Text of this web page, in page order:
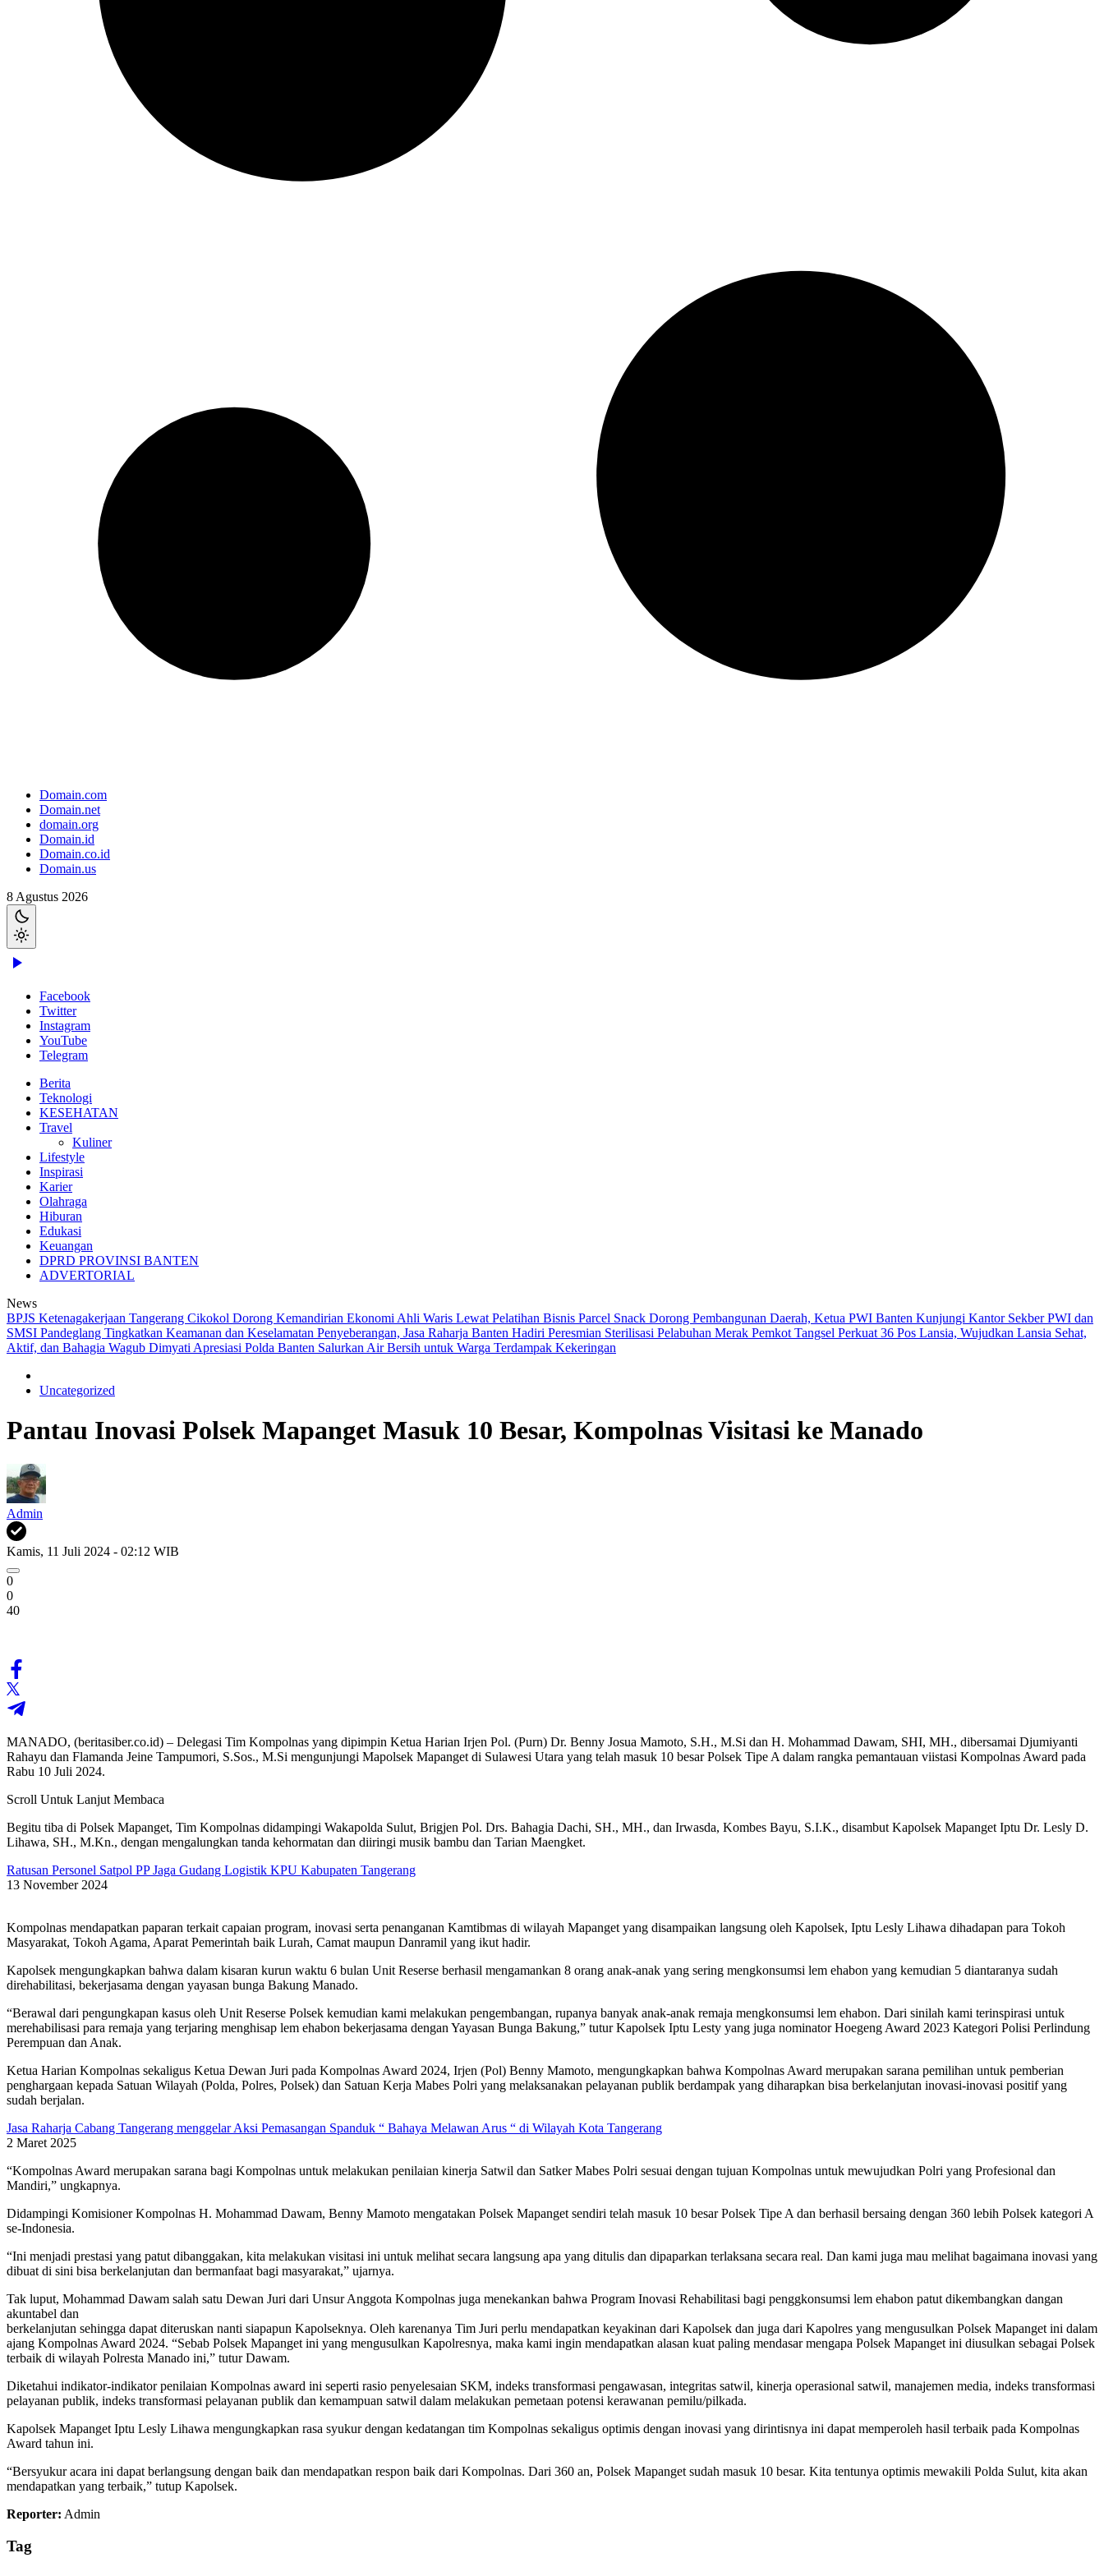
Domain.com
Domain.net
domain.org
Domain.id
Domain.co.id
Domain.us
8 Agustus 2026
Facebook
Twitter
Instagram
YouTube
Telegram
Berita
Teknologi
KESEHATAN
Travel
Kuliner
Lifestyle
Inspirasi
Karier
Olahraga
Hiburan
Edukasi
Keuangan
DPRD PROVINSI BANTEN
ADVERTORIAL
News
BPJS Ketenagakerjaan Tangerang Cikokol Dorong Kemandirian Ekonomi Ahli Waris Lewat Pelatihan Bisnis Parcel Snack Dorong Pembangunan Daerah, Ketua PWI Banten Kunjungi Kantor Sekber PWI dan
SMSI Pandeglang Tingkatkan Keamanan dan Keselamatan Penyeberangan, Jasa Raharja Banten Hadiri Peresmian Sterilisasi Pelabuhan Merak Pemkot Tangsel Perkuat 36 Pos Lansia, Wujudkan Lansia Sehat,
Aktif, dan Bahagia Wagub Dimyati Apresiasi Polda Banten Salurkan Air Bersih untuk Warga Terdampak Kekeringan
Uncategorized
Pantau Inovasi Polsek Mapanget Masuk 10 Besar, Kompolnas Visitasi ke Manado
Admin
Kamis, 11 Juli 2024 - 02:12 WIB
0
0
40
MANADO, (beritasiber.co.id) – Delegasi Tim Kompolnas yang dipimpin Ketua Harian Irjen Pol. (Purn) Dr. Benny Josua Mamoto, S.H., M.Si dan H. Mohammad Dawam, SHI, MH., dibersamai Djumiyanti
Rahayu dan Flamanda Jeine Tampumori, S.Sos., M.Si mengunjungi Mapolsek Mapanget di Sulawesi Utara yang telah masuk 10 besar Polsek Tipe A dalam rangka pemantauan viistasi Kompolnas Award pada
Rabu 10 Juli 2024.
Scroll Untuk Lanjut Membaca
Begitu tiba di Polsek Mapanget, Tim Kompolnas didampingi Wakapolda Sulut, Brigjen Pol. Drs. Bahagia Dachi, SH., MH., dan Irwasda, Kombes Bayu, S.I.K., disambut Kapolsek Mapanget Iptu Dr. Lesly D.
Lihawa, SH., M.Kn., dengan mengalungkan tanda kehormatan dan diiringi musik bambu dan Tarian Maengket.
Ratusan Personel Satpol PP Jaga Gudang Logistik KPU Kabupaten Tangerang
13 November 2024
Kompolnas mendapatkan paparan terkait capaian program, inovasi serta penanganan Kamtibmas di wilayah Mapanget yang disampaikan langsung oleh Kapolsek, Iptu Lesly Lihawa dihadapan para Tokoh
Masyarakat, Tokoh Agama, Aparat Pemerintah baik Lurah, Camat maupun Danramil yang ikut hadir.
Kapolsek mengungkapkan bahwa dalam kisaran kurun waktu 6 bulan Unit Reserse berhasil mengamankan 8 orang anak-anak yang sering mengkonsumsi lem ehabon yang kemudian 5 diantaranya sudah
direhabilitasi, bekerjasama dengan yayasan bunga Bakung Manado.
“Berawal dari pengungkapan kasus oleh Unit Reserse Polsek kemudian kami melakukan pengembangan, rupanya banyak anak-anak remaja mengkonsumsi lem ehabon. Dari sinilah kami terinspirasi untuk
merehabilisasi para remaja yang terjaring menghisap lem ehabon bekerjasama dengan Yayasan Bunga Bakung,” tutur Kapolsek Iptu Lesty yang juga nominator Hoegeng Award 2023 Kategori Polisi Perlindung
Perempuan dan Anak.
Ketua Harian Kompolnas sekaligus Ketua Dewan Juri pada Kompolnas Award 2024, Irjen (Pol) Benny Mamoto, mengungkapkan bahwa Kompolnas Award merupakan sarana pemilihan untuk pemberian
penghargaan kepada Satuan Wilayah (Polda, Polres, Polsek) dan Satuan Kerja Mabes Polri yang melaksanakan pelayanan publik berdampak yang diharapkan bisa berkelanjutan inovasi-inovasi positif yang
sudah berjalan.
Jasa Raharja Cabang Tangerang menggelar Aksi Pemasangan Spanduk “ Bahaya Melawan Arus “ di Wilayah Kota Tangerang
2 Maret 2025
“Kompolnas Award merupakan sarana bagi Kompolnas untuk melakukan penilaian kinerja Satwil dan Satker Mabes Polri sesuai dengan tujuan Kompolnas untuk mewujudkan Polri yang Profesional dan
Mandiri,” ungkapnya.
Didampingi Komisioner Kompolnas H. Mohammad Dawam, Benny Mamoto mengatakan Polsek Mapanget sendiri telah masuk 10 besar Polsek Tipe A dan berhasil bersaing dengan 360 lebih Polsek kategori A
se-Indonesia.
“Ini menjadi prestasi yang patut dibanggakan, kita melakukan visitasi ini untuk melihat secara langsung apa yang ditulis dan dipaparkan terlaksana secara real. Dan kami juga mau melihat bagaimana inovasi yang
dibuat di sini bisa berkelanjutan dan bermanfaat bagi masyarakat,” ujarnya.
Tak luput, Mohammad Dawam salah satu Dewan Juri dari Unsur Anggota Kompolnas juga menekankan bahwa Program Inovasi Rehabilitasi bagi penggkonsumsi lem ehabon patut dikembangkan dangan
akuntabel dan
berkelanjutan sehingga dapat diteruskan nanti siapapun Kapolseknya. Oleh karenanya Tim Juri perlu mendapatkan keyakinan dari Kapolsek dan juga dari Kapolres yang mengusulkan Polsek Mapanget ini dalam
ajang Kompolnas Award 2024. “Sebab Polsek Mapanget ini yang mengusulkan Kapolresnya, maka kami ingin mendapatkan alasan kuat paling mendasar mengapa Polsek Mapanget ini diusulkan sebagai Polsek
terbaik di wilayah Polresta Manado ini,” tutur Dawam.
Diketahui indikator-indikator penilaian Kompolnas award ini seperti rasio penyelesaian SKM, indeks transformasi pengawasan, integritas satwil, kinerja operasional satwil, manajemen media, indeks transformasi
pelayanan publik, indeks transformasi pelayanan publik dan kemampuan satwil dalam melakukan pemetaan potensi kerawanan pemilu/pilkada.
Kapolsek Mapanget Iptu Lesly Lihawa mengungkapkan rasa syukur dengan kedatangan tim Kompolnas sekaligus optimis dengan inovasi yang dirintisnya ini dapat memperoleh hasil terbaik pada Kompolnas
Award tahun ini.
“Bersyukur acara ini dapat berlangsung dengan baik dan mendapatkan respon baik dari Kompolnas. Dari 360 an, Polsek Mapanget sudah masuk 10 besar. Kita tentunya optimis mewakili Polda Sulut, kita akan
mendapatkan yang terbaik,” tutup Kapolsek.
Reporter: Admin
Tag